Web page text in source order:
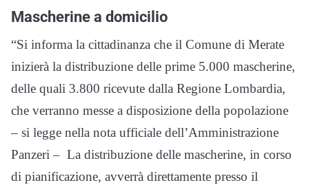
Mascherine a domicilio
“Si informa la cittadinanza che il Comune di Merate
inizierà la distribuzione delle prime 5.000 mascherine,
delle quali 3.800 ricevute dalla Regione Lombardia,
che verranno messe a disposizione della popolazione
– si legge nella nota ufficiale dell’Amministrazione
Panzeri – La distribuzione delle mascherine, in corso
di pianificazione, avverrà direttamente presso il